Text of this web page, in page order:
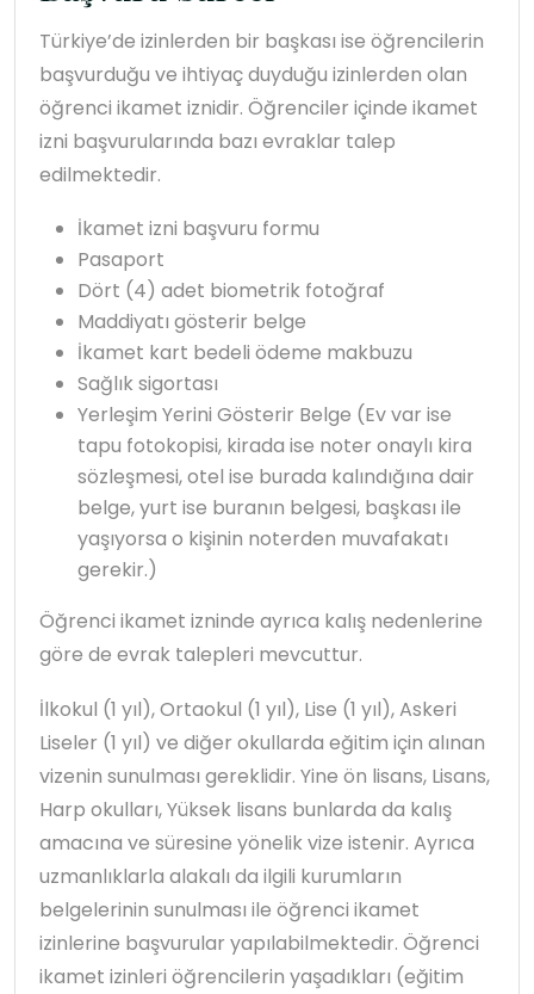
Türkiye’de izinlerden bir başkası ise öğrencilerin
başvurduğu ve ihtiyaç duyduğu izinlerden olan
öğrenci ikamet iznidir. Öğrenciler içinde ikamet
izni başvurularında bazı evraklar talep
edilmektedir.
İkamet izni başvuru formu
Pasaport
Dört (4) adet biometrik fotoğraf
Maddiyatı gösterir belge
İkamet kart bedeli ödeme makbuzu
Sağlık sigortası
Yerleşim Yerini Gösterir Belge (Ev var ise
tapu fotokopisi, kirada ise noter onaylı kira
sözleşmesi, otel ise burada kalındığına dair
belge, yurt ise buranın belgesi, başkası ile
yaşıyorsa o kişinin noterden muvafakatı
gerekir.)
Öğrenci ikamet izninde ayrıca kalış nedenlerine
göre de evrak talepleri mevcuttur.
İlkokul (1 yıl), Ortaokul (1 yıl), Lise (1 yıl), Askeri
Liseler (1 yıl) ve diğer okullarda eğitim için alınan
vizenin sunulması gereklidir. Yine ön lisans, Lisans,
Harp okulları, Yüksek lisans bunlarda da kalış
amacına ve süresine yönelik vize istenir. Ayrıca
uzmanlıklarla alakalı da ilgili kurumların
belgelerinin sunulması ile öğrenci ikamet
izinlerine başvurular yapılabilmektedir. Öğrenci
ikamet izinleri öğrencilerin yaşadıkları (eğitim